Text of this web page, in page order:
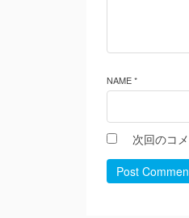
NAME *
次回のコ
Post